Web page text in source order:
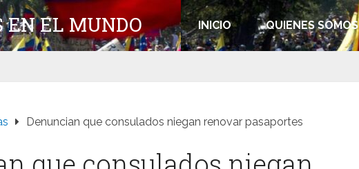
EN EL MUNDO INICIO QUIENES SOMOS
Denuncian que consulados niegan renovar pasaportes